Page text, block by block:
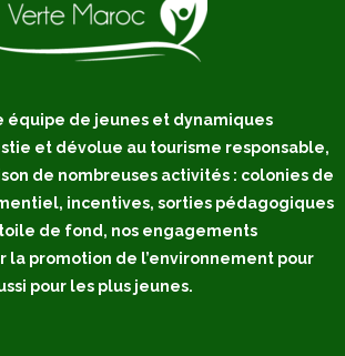
équipe de jeunes et dynamiques
et dévolue au tourisme responsable,
de nombreuses activités : colonies de
incentives, sorties pédagogiques
de fond, nos engagements
la promotion de l’environnement pour
pour les plus jeunes.